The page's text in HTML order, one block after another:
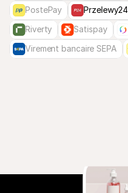
PostePay
Przelewy24
Riverty
Satispay
Virement bancaire SEPA